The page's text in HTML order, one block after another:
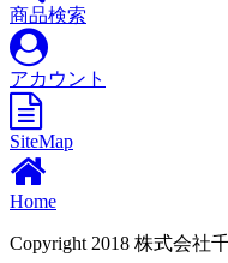
商品検索
アカウント
SiteMap
Home
Copyright 2018 株式会社